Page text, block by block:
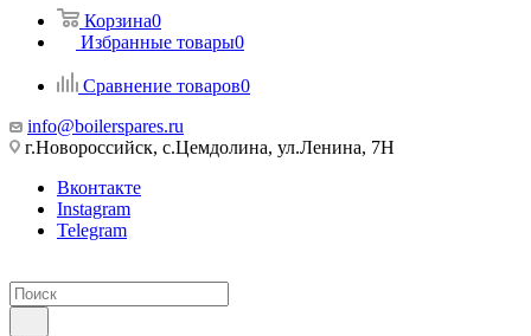
Корзина0
Избранные товары0
Сравнение товаров0
info@boilerspares.ru
г.Новороссийск, с.Цемдолина, ул.Ленина, 7Н
Вконтакте
Instagram
Telegram